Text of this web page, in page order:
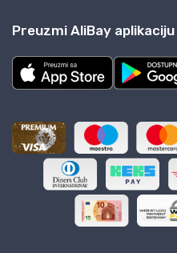
Preuzmi AliBay aplikaciju